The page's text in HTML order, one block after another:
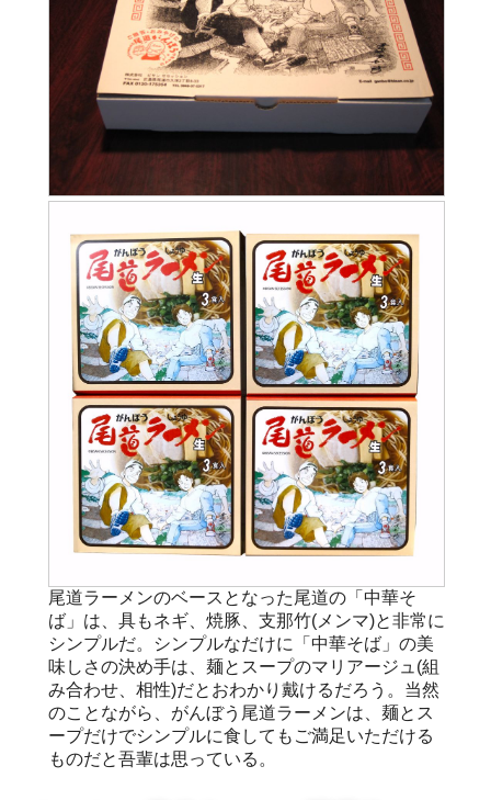
尾道ラーメンのベースとなった尾道の「中華そ
ば」は、具もネギ、焼豚、支那竹(メンマ)と非常に
シンプルだ。シンプルなだけに「中華そば」の美
味しさの決め手は、麺とスープのマリアージュ(組
み合わせ、相性)だとおわかり戴けるだろう。当然
のことながら、がんぼう尾道ラーメンは、麺とス
ープだけでシンプルに食してもご満足いただける
ものだと吾輩は思っている。